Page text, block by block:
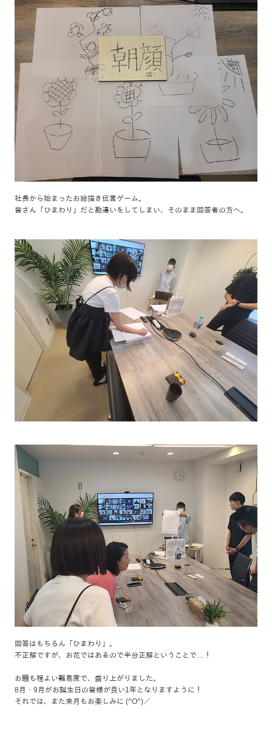
社長から始まったお絵描き伝言ゲーム。
皆さん「ひまわり」だと勘違いをしてしまい、そのまま回答者の方へ。
回答はもちろん「ひまわり」。
不正解ですが、お花ではあるので半分正解ということで…！
お題も程よい難易度で、盛り上がりました。
8月・9月がお誕生日の皆様が良い1年となりますように！
それでは、また来月もお楽しみに (^O^)／